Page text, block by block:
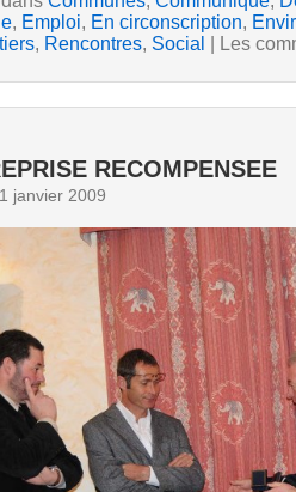
, Emploi, En circonscription,
, Rencontres, Social Les
RECOMPENSEE
janvier 2009